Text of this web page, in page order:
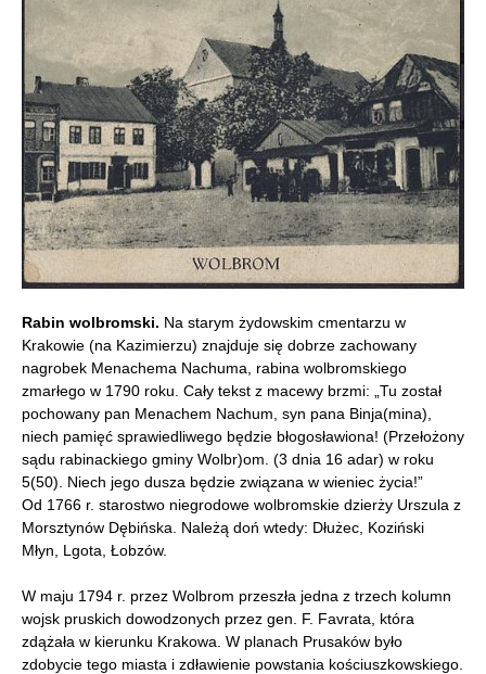
Rabin wolbromski. Na starym żydowskim cmentarzu w
Krakowie (na Kazimierzu) znajduje się dobrze zachowany
nagrobek Menachema Nachuma, rabina wolbromskiego
zmarłego w 1790 roku. Cały tekst z macewy brzmi: „Tu został
pochowany pan Menachem Nachum, syn pana Binja(mina),
niech pamięć sprawiedliwego będzie błogosławiona! (Przełożony
sądu rabinackiego gminy Wolbr)om. (3 dnia 16 adar) w roku
5(50). Niech jego dusza będzie związana w wieniec życia!”
Od 1766 r. starostwo niegrodowe wolbromskie dzierży Urszula z
Morsztynów Dębińska. Należą doń wtedy: Dłużec, Koziński
Młyn, Lgota, Łobzów.
W maju 1794 r. przez Wolbrom przeszła jedna z trzech kolumn
wojsk pruskich dowodzonych przez gen. F. Favrata, która
zdążała w kierunku Krakowa. W planach Prusaków było
zdobycie tego miasta i zdławienie powstania kościuszkowskiego.